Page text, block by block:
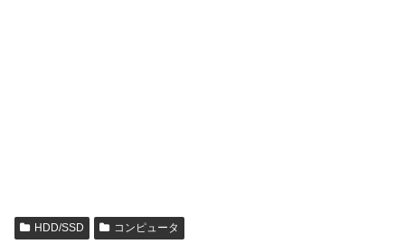
HDD/SSD コンピュータ